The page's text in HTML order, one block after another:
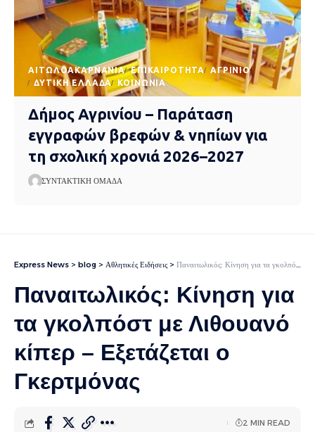
AΙΤΩΛΟΑΚΑΡΝΑΝΊΑ EΠΙΚΑΙΡΌΤΗΤΑ
ΑΓΡΊΝΙΟ
ΔΥΤΙΚΉ ΕΛΛΆΔΑ
ΚΟΙΝΩΝΊΑ
Δήμος Αγρινίου – Παράταση
εγγραφών βρεφών & νηπίων για
τη σχολική χρονιά 2026–2027
ΣΥΝΤΑΚΤΙΚΉ ΟΜΆΔΑ
Express News > blog > Αθλητικές Ειδήσεις > Παναιτωλικός: Κίνηση για τα γκολπόστ με Λιθουανό κίπερ – Εξετάζεται ο Γκερτμόνας
Παναιτωλικός: Κίνηση για
τα γκολπόστ με Λιθουανό
κίπερ – Εξετάζεται ο
Γκερτμόνας
2 MIN READ